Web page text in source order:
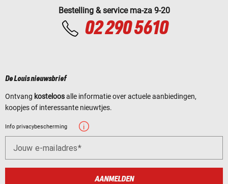
Bestelling & service ma-za 9-20
02 290 5610
De Louis nieuwsbrief
Ontvang kosteloosalle informatie over actuele aanbiedingen,
koopjes of interessante nieuwtjes.
Info privacybescherming
Jouw e-mailadres
AANMELDEN